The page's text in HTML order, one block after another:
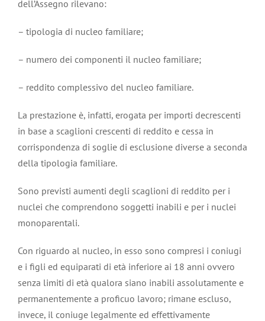
dell’Assegno rilevano:
– tipologia di nucleo familiare;
– numero dei componenti il nucleo familiare;
– reddito complessivo del nucleo familiare.
La prestazione è, infatti, erogata per importi decrescenti
in base a scaglioni crescenti di reddito e cessa in
corrispondenza di soglie di esclusione diverse a seconda
della tipologia familiare.
Sono previsti aumenti degli scaglioni di reddito per i
nuclei che comprendono soggetti inabili e per i nuclei
monoparentali.
Con riguardo al nucleo, in esso sono compresi i coniugi
e i figli ed equiparati di età inferiore ai 18 anni ovvero
senza limiti di età qualora siano inabili assolutamente e
permanentemente a proficuo lavoro; rimane escluso,
invece, il coniuge legalmente ed effettivamente